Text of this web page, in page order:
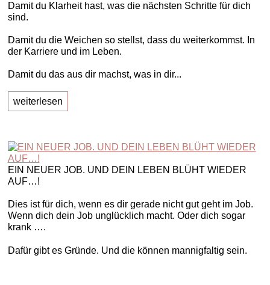
Damit du Klarheit hast, was die nächsten Schritte für dich
sind.
Damit du die Weichen so stellst, dass du weiterkommst. In
der Karriere und im Leben.
Damit du das aus dir machst, was in dir...
weiterlesen
EIN NEUER JOB. UND DEIN LEBEN BLÜHT WIEDER
AUF…!
Dies ist für dich, wenn es dir gerade nicht gut geht im Job.
Wenn dich dein Job unglücklich macht. Oder dich sogar
krank ….
Dafür gibt es Gründe. Und die können mannigfaltig sein.